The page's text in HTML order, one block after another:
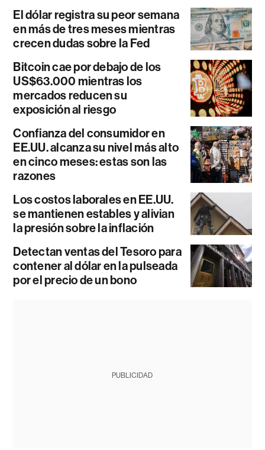
El dólar registra su peor semana
en más de tres meses mientras
crecen dudas sobre la Fed
Bitcoin cae por debajo de los
US$63.000 mientras los
mercados reducen su
exposición al riesgo
Confianza del consumidor en
EE.UU. alcanza su nivel más alto
en cinco meses: estas son las
razones
Los costos laborales en EE.UU.
se mantienen estables y alivian
la presión sobre la inflación
Detectan ventas del Tesoro para
contener al dólar en la pulseada
por el precio de un bono
PUBLICIDAD